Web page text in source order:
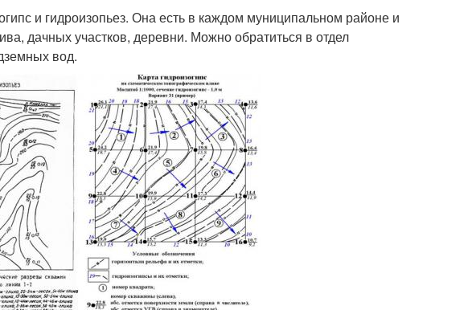
и гидроизопьез. Она есть в каждом муниципальном районе и
дачных участков, деревни. Можно обратиться в отдел
вод.